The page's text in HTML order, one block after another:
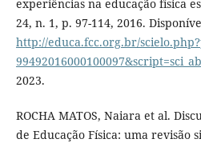
experiências na educação física
24, n. 1, p. 97-114, 2016.
http://educa.fcc.org.br/
2023.
ROCHA MATOS, Naiara et al.
de Educação Física: uma revisão